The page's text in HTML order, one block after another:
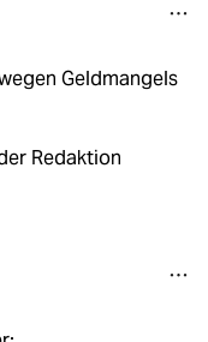
Geldmangels
Redaktion